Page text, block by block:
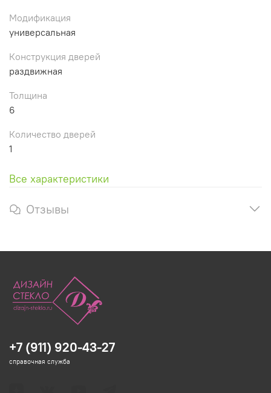
Модификация
универсальная
Конструкция дверей
раздвижная
Толщина
6
Количество дверей
1
Все характеристики
Отзывы
+7 (911) 920-43-27
справочная служба